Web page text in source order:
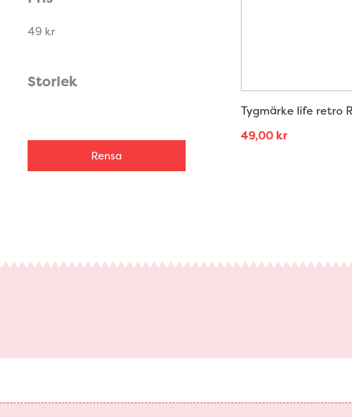
49 kr
Storlek
Rensa
Tygmärke life retro
49,00 kr